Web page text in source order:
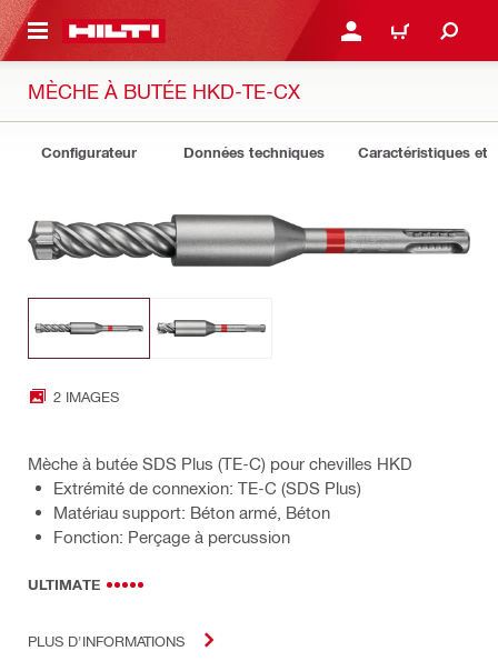
CONTENT CONNEXION OU
PANIER
MÈCHE À BUTÉE HKD-TE-CX
Configurateur Données techniques Caractéristiques et
2 IMAGES
Mèche à butée SDS Plus (TE-C) pour chevilles HKD
Extrémité de connexion: TE-C (SDS Plus)
Matériau support: Béton armé, Béton
Fonction: Perçage à percussion
ULTIMATE
PLUS D'INFORMATIONS